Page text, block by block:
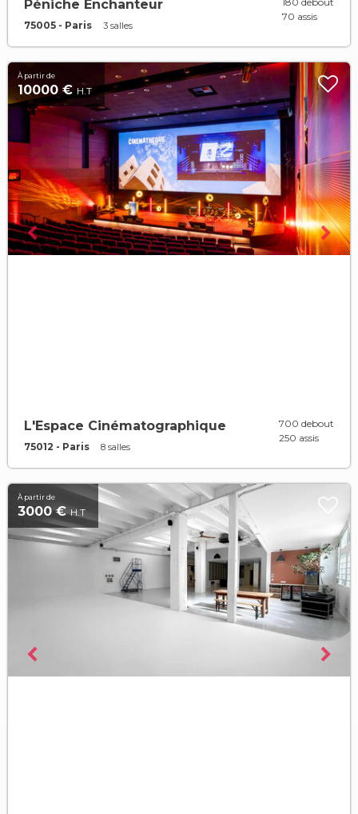
Péniche Enchanteur
75005 - Paris 3 salles
70 assis
À partir de
10000 €H.T
L'Espace Cinématographique
75012 - Paris 8 salles
700 debout
250 assis
À partir de
3000 €H.T